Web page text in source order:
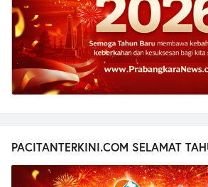
PACITANTERKINI.COM SELAMAT